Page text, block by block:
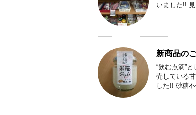
いました!!
新商品の
“飲む点滴”
売している
した!! 砂糖